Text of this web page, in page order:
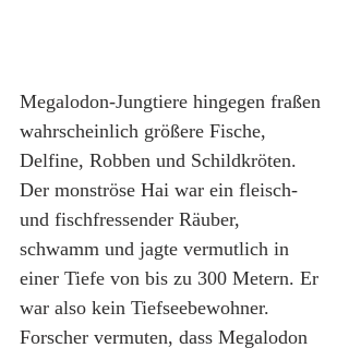
Megalodon-Jungtiere hingegen fraßen
wahrscheinlich größere Fische,
Delfine, Robben und Schildkröten.
Der monströse Hai war ein fleisch-
und fischfressender Räuber,
schwamm und jagte vermutlich in
einer Tiefe von bis zu 300 Metern. Er
war also kein Tiefseebewohner.
Forscher vermuten, dass Megalodon